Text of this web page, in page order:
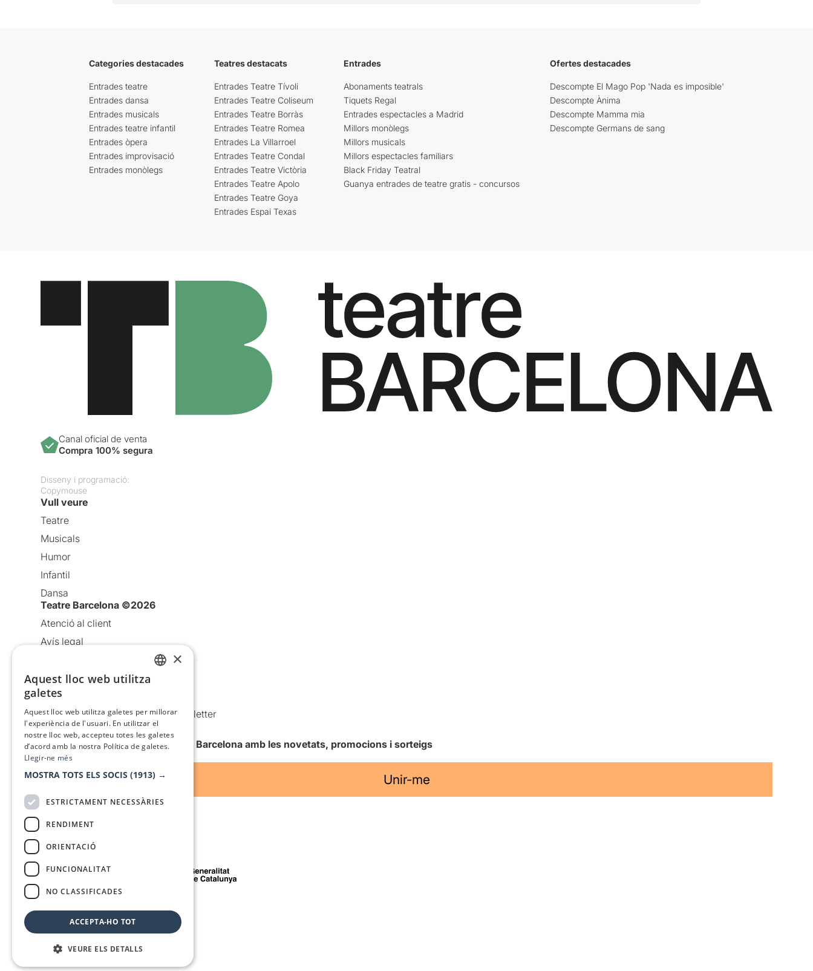
Categories destacades
Entrades teatre
Entrades dansa
Entrades musicals
Entrades teatre infantil
Entrades òpera
Entrades improvisació
Entrades monòlegs
Teatres destacats
Entrades Teatre Tívoli
Entrades Teatre Coliseum
Entrades Teatre Borràs
Entrades Teatre Romea
Entrades La Villarroel
Entrades Teatre Condal
Entrades Teatre Victòria
Entrades Teatre Apolo
Entrades Teatre Goya
Entrades Espai Texas
Entrades
Abonaments teatrals
Tiquets Regal
Entrades espectacles a Madrid
Millors monòlegs
Millors musicals
Millors espectacles familiars
Black Friday Teatral
Guanya entrades de teatre gratis - concursos
Ofertes destacades
Descompte El Mago Pop 'Nada es imposible'
Descompte Ànima
Descompte Mamma mia
Descompte Germans de sang
Canal oficial de venta
Compra 100% segura
Disseny i programació:
Copymouse
Vull veure
Teatre
Musicals
Humor
Infantil
Dansa
Teatre Barcelona ©2026
Atenció al client
Avís legal
Política de cookies
Condicions d’ús
Comunicacions comercials i Newsletter
Anuncia’t
Vull rebre la newsletter de Teatre Barcelona amb les novetats, promocions i sorteigs
Unir-me
Amb el suport de
Mitjà de comunicació associat a
×
Aquest lloc web utilitza
galetes
Aquest lloc web utilitza galetes per millorar
l'experiència de l'usuari. En utilitzar el
nostre lloc web, accepteu totes les galetes
d’acord amb la nostra Política de galetes.
Llegir-ne més
MOSTRA TOTS ELS SOCIS (1913) →
ESTRICTAMENT NECESSÀRIES
RENDIMENT
ORIENTACIÓ
FUNCIONALITAT
NO CLASSIFICADES
ACCEPTA-HO TOT
VEURE ELS DETALLS